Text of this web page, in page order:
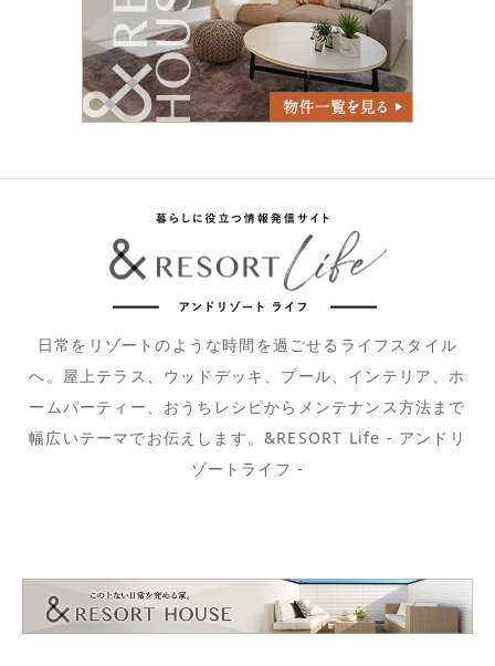
日常をリゾートのような時間を過ごせるライフスタイル
へ。屋上テラス、ウッドデッキ、プール、インテリア、ホ
ームパーティー、おうちレシピからメンテナンス方法まで
幅広いテーマでお伝えします。&RESORT Life - アンドリ
ゾートライフ -